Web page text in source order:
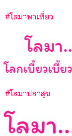
#โลมาพาเที่ยว
#โลมาปลาสุข